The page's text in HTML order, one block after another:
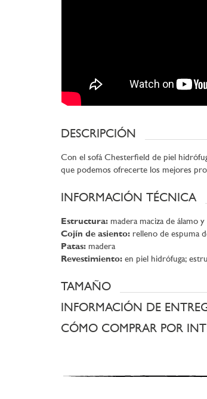
DESCRIPCIÓN
Con el sofá Chesterfield de piel
que podemos ofrecerte los mejores
INFORMACIÓN TÉCNICA
Estructura: madera maciza de álamo
Cojín de asiento: relleno de espuma
Patas: madera
Revestimiento: en piel hidrófuga;
TAMAÑO
INFORMACIÓN DE
CÓMO COMPRAR POR